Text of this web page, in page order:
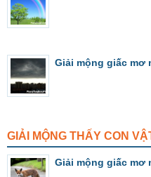
Giải mộng giấc mơ
GIẢI MỘNG THẤY CON
Giải mộng giấc mơ